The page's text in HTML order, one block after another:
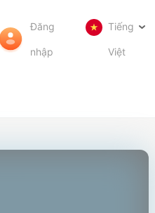
Đăng
nhập
Tiếng
Việt